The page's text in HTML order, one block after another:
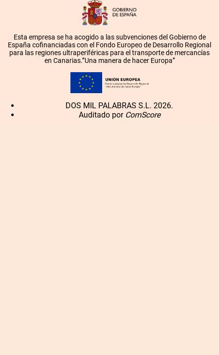
Esta empresa se ha acogido a las subvenciones del Gobierno de
España cofinanciadas con el Fondo Europeo de Desarrollo Regional
para las regiones ultraperiféricas para el transporte de mercancías
en Canarias.”Una manera de hacer Europa”
DOS MIL PALABRAS S.L. 2026.
Auditado por ComScore